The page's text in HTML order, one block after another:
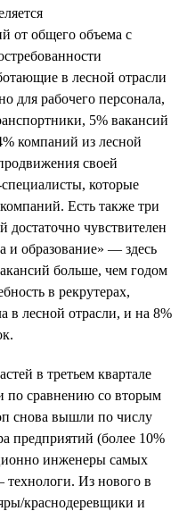
от общего объема с
в лесной отрасли
для рабочего персонала,
5% вакансий
компаний из лесной
своей
которые
Есть также три
достаточно чувствителен
и образование» — здесь
больше, чем годом
в рекрутерах,
в лесной отрасли, и на 8%
в третьем квартале
по сравнению со вторым
снова вышли по числу
предприятий (более 10%
инженеры самых
Из нового в
краснодеревщики и